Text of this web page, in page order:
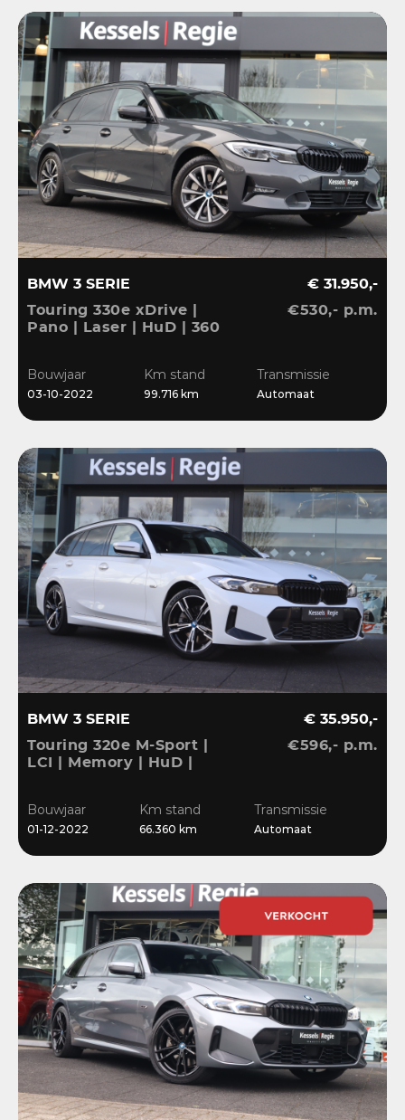
BMW 3 SERIE
Touring 330e xDrive |
Pano | Laser | HuD | 360
Dravit
€ 31.950,-
€530,- p.m.
Bouwjaar
03-10-2022
Km stand
99.716 km
Transmissie
Automaat
BMW 3 SERIE
Touring 320e M-Sport |
LCI | Memory | HuD |
Stoelverwarming
€ 35.950,-
€596,- p.m.
Bouwjaar
01-12-2022
Km stand
66.360 km
Transmissie
Automaat